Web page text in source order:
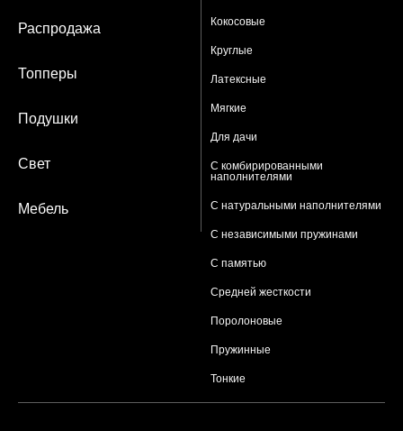
Кокосовые
Круглые
Латексные
Мягкие
Для дачи
С комбирированными
наполнителями
С натуральными наполнителями
С независимыми пружинами
С памятью
Средней жесткости
Поролоновые
Пружинные
Тонкие
Распродажа
Топперы
Подушки
Свет
Мебель